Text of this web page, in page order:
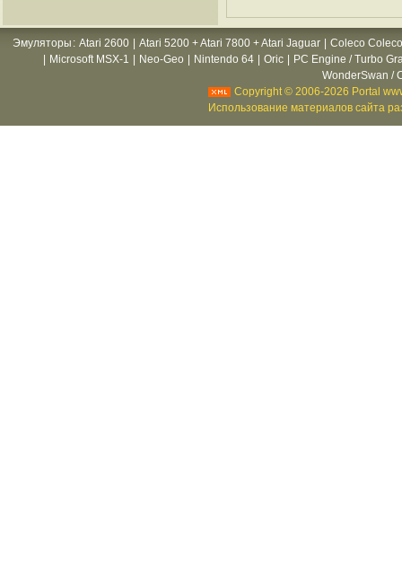
Эмуляторы : Atari 2600 Atari 5200 + Atari 7800 + Atari Jaguar
Coleco
Microsoft MSX-1 Neo-Geo Nintendo 64 Oric
PC Engine / Turbo
WonderSwan /
Copyright © 2006-2026 Portal
Использование материалов сайта